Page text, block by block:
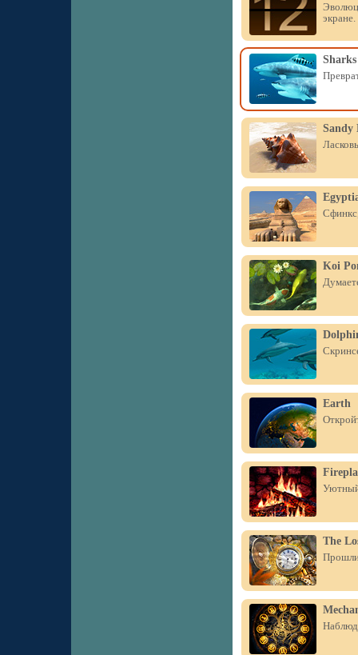
экране.
Sharks
Sandy
Koi
Earth
Уютный
The
Прошли